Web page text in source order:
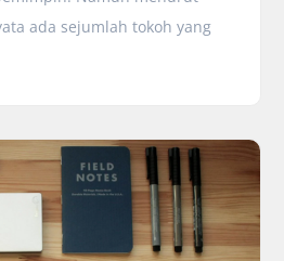
ada sejumlah tokoh yang